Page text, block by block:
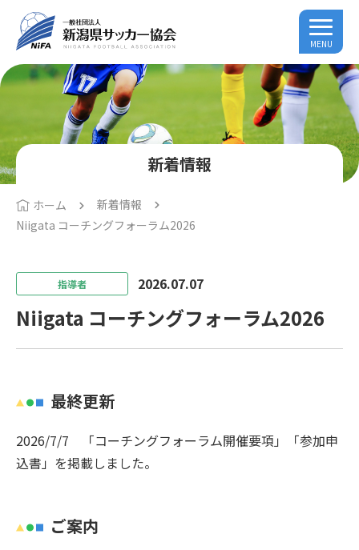
MENU
新着情報
ホーム
新着情報
Niigata コーチングフォーラム2026
指導者 2026.07.07
Niigata コーチングフォーラム2026
最終更新
2026/7/7 「コーチングフォーラム開催要項」「参加申
込書」を掲載しました。
ご案内